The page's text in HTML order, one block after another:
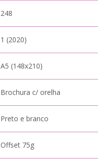
248
1 (2020)
A5 (148x210)
Brochura c/ orelha
Preto e branco
Offset 75g